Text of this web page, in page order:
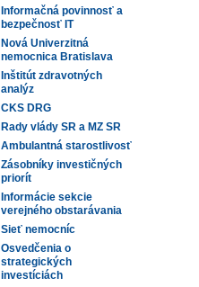
Informačná povinnosť a
bezpečnosť IT
Nová Univerzitná
nemocnica Bratislava
Inštitút zdravotných
analýz
CKS DRG
Rady vlády SR a MZ SR
Ambulantná starostlivosť
Zásobníky investičných
priorít
Informácie sekcie
verejného obstarávania
Sieť nemocníc
Osvedčenia o
strategických
investíciách